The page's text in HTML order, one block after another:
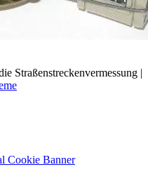
Straßenstreckenvermessung |
Cookie Banner